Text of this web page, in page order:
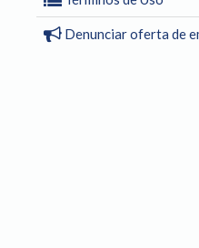
Denunciar oferta de